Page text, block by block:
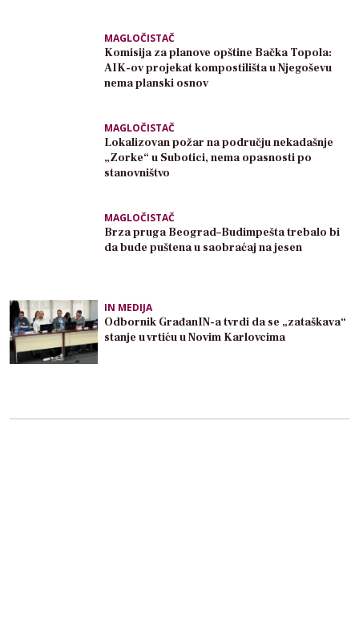
MAGLOČISTAČ
Komisija za planove opštine Bačka Topola:
AIK-ov projekat kompostilišta u Njegoševu
nema planski osnov
MAGLOČISTAČ
Lokalizovan požar na području nekadašnje
„Zorke“ u Subotici, nema opasnosti po
stanovništvo
MAGLOČISTAČ
Brza pruga Beograd–Budimpešta trebalo bi
da bude puštena u saobraćaj na jesen
IN MEDIJA
Odbornik GrađanIN-a tvrdi da se „zataškava“
stanje u vrtiću u Novim Karlovcima